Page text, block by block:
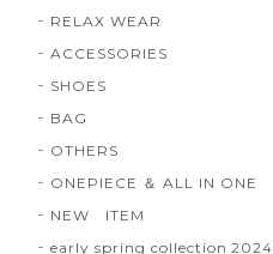
RELAX WEAR
ACCESSORIES
SHOES
BAG
OTHERS
ONEPIECE ＆ ALL IN ONE
NEW ITEM
early spring collection 2024